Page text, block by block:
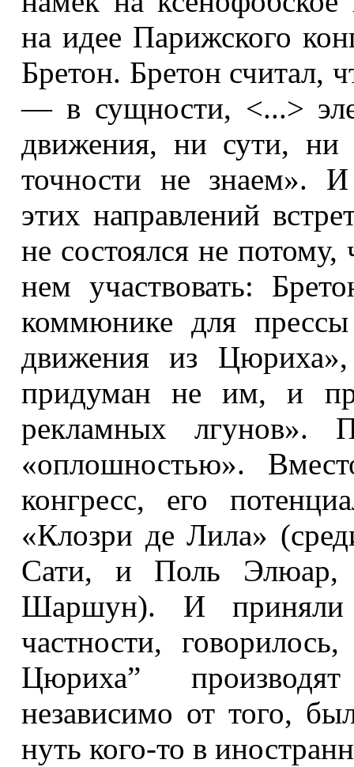
на идее Парижского
Бретон. Бретон считал,
— в сущности, <...>
движения, ни сути, ни
точности не знаем».
этих направлений
не состоялся не потому,
нем участвовать:
коммюнике для
движения из
придуман не им, и
рекламных лгунов».
«оплошностью».
конгресс, его
«Клозри де Лила»
Сати, и Поль
Шаршун). И приняли
частности,
Цюриха”
независимо от того,
нуть кого-то в